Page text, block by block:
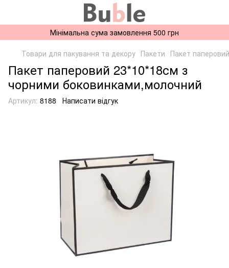
Мінімальна сума замовлення 500 грн
Товари для пакування та декору Пакети Пакет
Пакет паперовий 23*10*18см з
чорними боковинками,молочний
Артикул: 8188 Написати відгук